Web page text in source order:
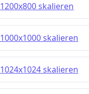
skalieren
skalieren
skalieren